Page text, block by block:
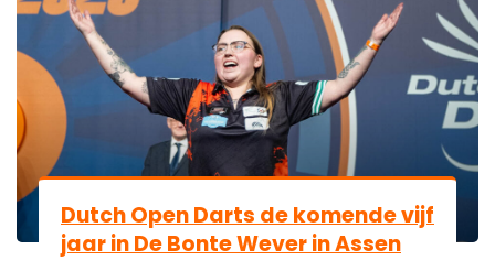
Dutch Open Darts de komende vijf
jaar in De Bonte Wever in Assen